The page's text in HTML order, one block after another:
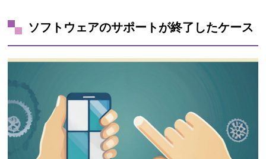
ソフトウェアのサポートが終了したケース